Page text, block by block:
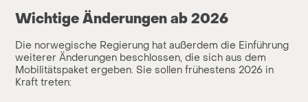
Wichtige Änderungen ab 2026
Die norwegische Regierung hat außerdem die Einführung
weiterer Änderungen beschlossen, die sich aus dem
Mobilitätspaket ergeben. Sie sollen frühestens 2026 in
Kraft treten: